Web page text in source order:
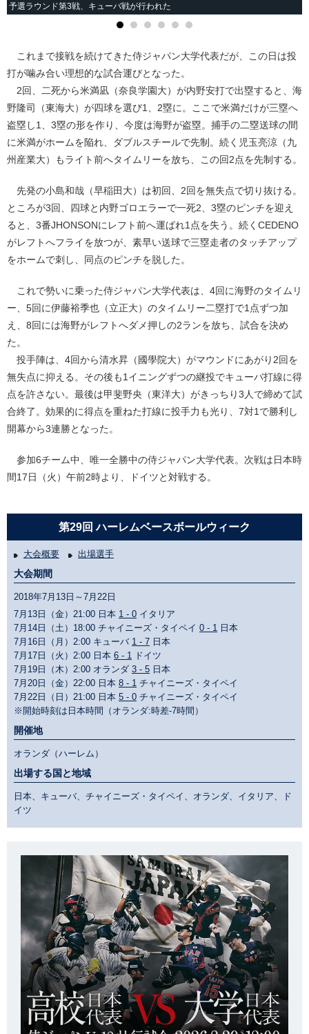
予選ラウンド第3戦、キューバ戦が行われた
これまで接戦を続けてきた侍ジャパン大学代表だが、この日は投
打が噛み合い理想的な試合運びとなった。
2回、二死から米満凪（奈良学園大）が内野安打で出塁すると、海
野隆司（東海大）が四球を選び1、2塁に。ここで米満だけが三塁へ
盗塁し1、3塁の形を作り、今度は海野が盗塁。捕手の二塁送球の間
に米満がホームを陥れ、ダブルスチールで先制。続く児玉亮涼（九
州産業大）もライト前へタイムリーを放ち、この回2点を先制する。
先発の小島和哉（早稲田大）は初回、2回を無失点で切り抜ける。
ところが3回、四球と内野ゴロエラーで一死2、3塁のピンチを迎え
ると、3番JHONSONにレフト前へ運ばれ1点を失う。続くCEDENO
がレフトへフライを放つが、素早い送球で三塁走者のタッチアップ
をホームで刺し、同点のピンチを脱した。
これで勢いに乗った侍ジャパン大学代表は、4回に海野のタイムリ
ー、5回に伊藤裕季也（立正大）のタイムリー二塁打で1点ずつ加
え、8回には海野がレフトへダメ押しの2ランを放ち、試合を決め
た。
投手陣は、4回から清水昇（國學院大）がマウンドにあがり2回を
無失点に抑える。その後も1イニングずつの継投でキューバ打線に得
点を許さない。最後は甲斐野央（東洋大）がきっちり3人で締めて試
合終了。効果的に得点を重ねた打線に投手力も光り、7対1で勝利し
開幕から3連勝となった。
参加6チーム中、唯一全勝中の侍ジャパン大学代表。次戦は日本時
間17日（火）午前2時より、ドイツと対戦する。
第29回 ハーレムベースボールウィーク
大会概要 出場選手
大会期間
2018年7月13日～7月22日
7月13日（金）21:00 日本 1 - 0 イタリア
7月14日（土）18:00 チャイニーズ・タイペイ 0 - 1 日本
7月16日（月）2:00 キューバ 1 - 7 日本
7月17日（火）2:00 日本 6 - 1
ドイツ
7月19日（木）2:00 オランダ 3 - 5 日本
7月20日（金）22:00 日本 8 - 1 チャイニーズ・タイペイ
7月22日（日）21:00 日本 5 - 0 チャイニーズ・タイペイ
※開始時刻は日本時間（オランダ:時差-7時間）
開催地
オランダ（ハーレム）
出場する国と地域
日本、キューバ、チャイニーズ・タイペイ、オランダ、イタリア、ド
イツ